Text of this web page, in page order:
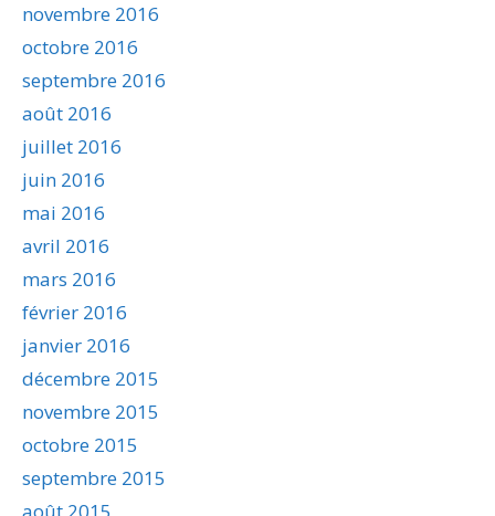
novembre 2016
octobre 2016
septembre 2016
août 2016
juillet 2016
juin 2016
mai 2016
avril 2016
mars 2016
février 2016
janvier 2016
décembre 2015
novembre 2015
octobre 2015
septembre 2015